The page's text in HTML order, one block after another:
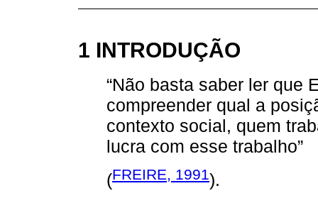
1 INTRODUÇÃO
“Não basta saber ler que
compreender qual a
contexto social, quem
lucra com esse trabalho”
(FREIRE, 1991).